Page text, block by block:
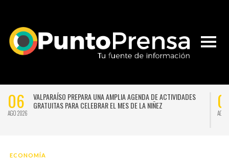
06
AGO 2026
VALPARAÍSO PREPARA UNA AMPLIA AGENDA DE ACTIVIDADES
GRATUITAS PARA CELEBRAR EL MES DE LA NIÑEZ
AGO
ECONOMÍA